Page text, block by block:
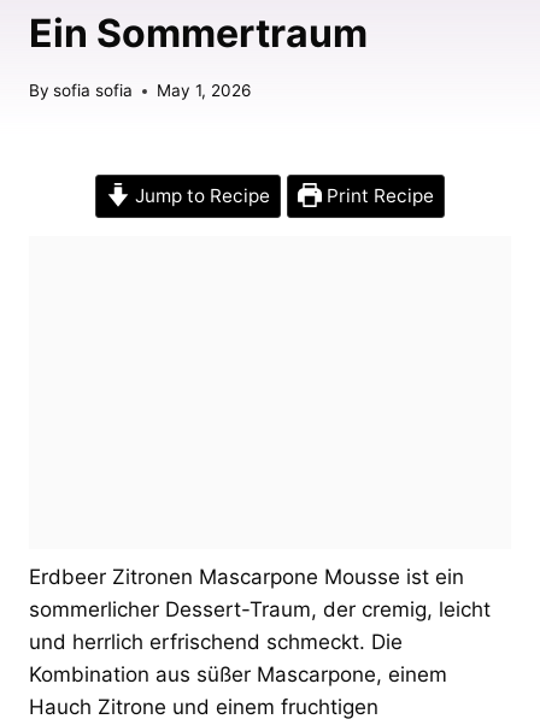
Ein Sommertraum
By sofia sofia May 1, 2026
Jump to Recipe Print Recipe
Erdbeer Zitronen Mascarpone Mousse ist ein
sommerlicher Dessert-Traum, der cremig, leicht
und herrlich erfrischend schmeckt. Die
Kombination aus süßer Mascarpone, einem
Hauch Zitrone und einem fruchtigen